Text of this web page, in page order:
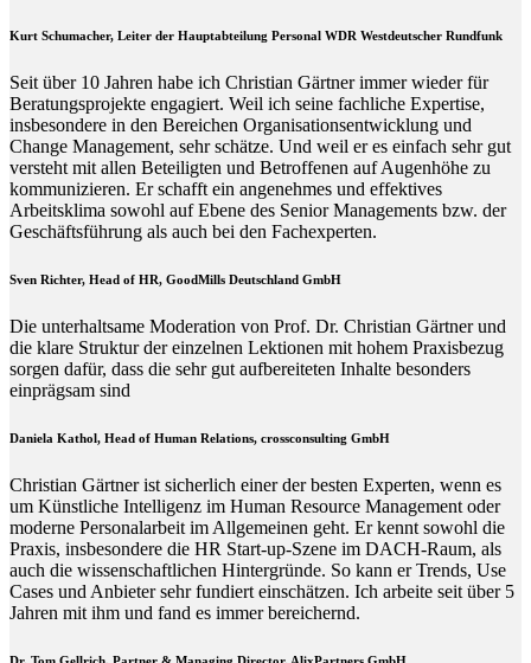
Kurt Schumacher, Leiter der Hauptabteilung Personal WDR Westdeutscher Rundfunk
Seit über 10 Jahren habe ich Christian Gärtner immer wieder für
Beratungsprojekte engagiert. Weil ich seine fachliche Expertise,
insbesondere in den Bereichen Organisationsentwicklung und
Change Management, sehr schätze. Und weil er es einfach sehr gut
versteht mit allen Beteiligten und Betroffenen auf Augenhöhe zu
kommunizieren. Er schafft ein angenehmes und effektives
Arbeitsklima sowohl auf Ebene des Senior Managements bzw. der
Geschäftsführung als auch bei den Fachexperten.
Sven Richter, Head of HR, GoodMills Deutschland GmbH
Die unterhaltsame Moderation von Prof. Dr. Christian Gärtner und
die klare Struktur der einzelnen Lektionen mit hohem Praxisbezug
sorgen dafür, dass die sehr gut aufbereiteten Inhalte besonders
einprägsam sind
Daniela Kathol, Head of Human Relations, crossconsulting GmbH
Christian Gärtner ist sicherlich einer der besten Experten, wenn es
um Künstliche Intelligenz im Human Resource Management oder
moderne Personalarbeit im Allgemeinen geht. Er kennt sowohl die
Praxis, insbesondere die HR Start-up-Szene im DACH-Raum, als
auch die wissenschaftlichen Hintergründe. So kann er Trends, Use
Cases und Anbieter sehr fundiert einschätzen. Ich arbeite seit über 5
Jahren mit ihm und fand es immer bereichernd.